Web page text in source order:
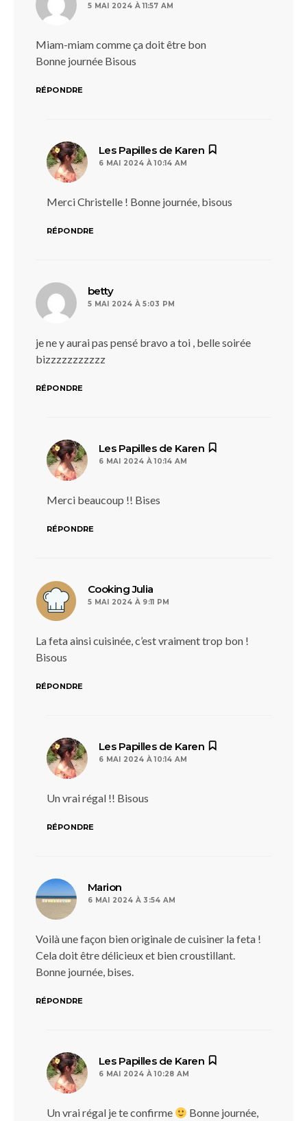
5 MAI 2024 À 11:57 AM
Miam-miam comme ça doit être bon
Bonne journée Bisous
RÉPONDRE
Les Papilles de Karen
6 MAI 2024 À 10:14 AM
Merci Christelle ! Bonne journée, bisous
RÉPONDRE
bettydit :
5 MAI 2024 À 5:03 PM
je ne y aurai pas pensé bravo a toi , belle soirée
bizzzzzzzzzzz
RÉPONDRE
Les Papilles de Karen
6 MAI 2024 À 10:14 AM
Merci beaucoup !! Bises
RÉPONDRE
Cooking Julia
5 MAI 2024 À 9:11 PM
La feta ainsi cuisinée, c’est vraiment trop bon !
Bisous
RÉPONDRE
Les Papilles de Karen
6 MAI 2024 À 10:14 AM
Un vrai régal !! Bisous
RÉPONDRE
Marion
6 MAI 2024 À 3:54 AM
Voilà une façon bien originale de cuisiner la feta !
Cela doit être délicieux et bien croustillant.
Bonne journée, bises.
RÉPONDRE
Les Papilles de Karen
6 MAI 2024 À 10:28 AM
Un vrai régal je te confirme
Bonne journée,